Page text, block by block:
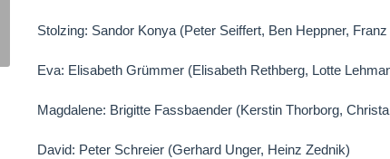
Stolzing: Sandor Konya (Peter Seiffert, Ben Heppner,
Eva: Elisabeth Grümmer (Elisabeth Rethberg, Lotte
Magdalene: Brigitte Fassbaender (Kerstin Thorborg,
David: Peter Schreier (Gerhard Unger, Heinz Zednik)